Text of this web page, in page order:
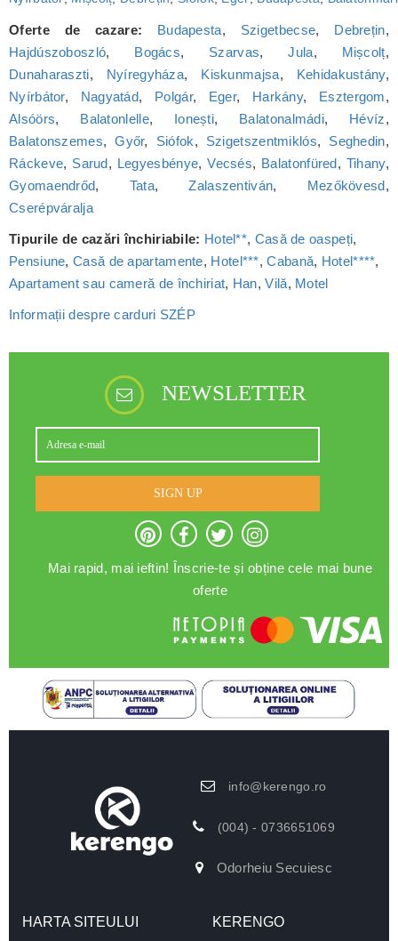
Oferte de cazare: Budapesta, Szigetbecse, Debrețin,
Hajdúszoboszló, Bogács, Szarvas,Jula, Mișcolț,
Dunaharaszti, Nyíregyháza, Kiskunmajsa, Kehidakustány,
Nyírbátor, Nagyatád, Polgár, Eger, Harkány, Esztergom,
Alsóörs, Balatonlelle, Ionești, Balatonalmádi, Hévíz,
Balatonszemes,Győr, Siófok, Szigetszentmiklós, Seghedin,
Ráckeve, Sarud, Legyesbénye,Vecsés, Balatonfüred, Tihany,
Gyomaendrőd, Tata,Zalaszentiván, Mezőkövesd,
Cserépváralja
Tipurile de cazări închiriabile: Hotel**, Casă de oaspeți,
Pensiune,Casă de apartamente, Hotel***,Cabană, Hotel****,
Apartament sau cameră de închiriat, Han,Vilă, Motel
Informații despre carduri SZÉP
NEWSLETTER
SIGN UP
Mai rapid, mai ieftin! Înscrie-te și obține cele mai bune
oferte
info@kerengo.ro
(004) - 0736651069
Odorheiu Secuiesc
HARTA SITEULUI KERENGO